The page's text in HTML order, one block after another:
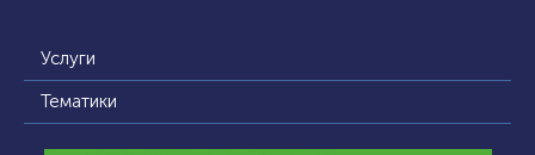
Услуги
Тематики